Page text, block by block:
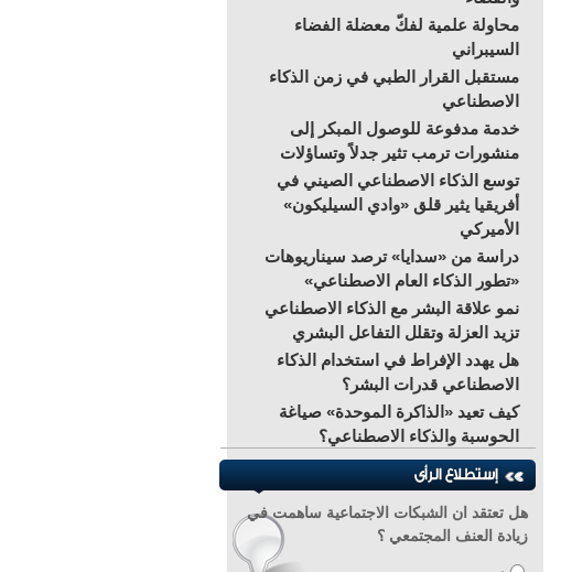
محاولة علمية لفكّ معضلة الفضاء
السيبراني
مستقبل القرار الطبي في زمن الذكاء
الاصطناعي
خدمة مدفوعة للوصول المبكر إلى
منشورات ترمب تثير جدلاً وتساؤلات
توسع الذكاء الاصطناعي الصيني في
أفريقيا يثير قلق «وادي السيليكون»
الأميركي
دراسة من «سدايا» ترصد سيناريوهات
«تطور الذكاء العام الاصطناعي»
نمو علاقة البشر مع الذكاء الاصطناعي
تزيد العزلة وتقلل التفاعل البشري
هل يهدد الإفراط في استخدام الذكاء
الاصطناعي قدرات البشر؟
كيف تعيد «الذاكرة الموحدة» صياغة
الحوسبة والذكاء الاصطناعي؟
هل تعتقد ان الشبكات الاجتماعية ساهمت في
زيادة العنف المجتمعي ؟